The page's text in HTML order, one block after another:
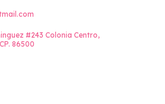
#243 Colonia Centro,
86500